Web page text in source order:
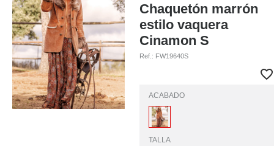
Chaquetón marrón
estilo vaquera
Cinamon S
Ref.: FW19640S
ACABADO
TALLA